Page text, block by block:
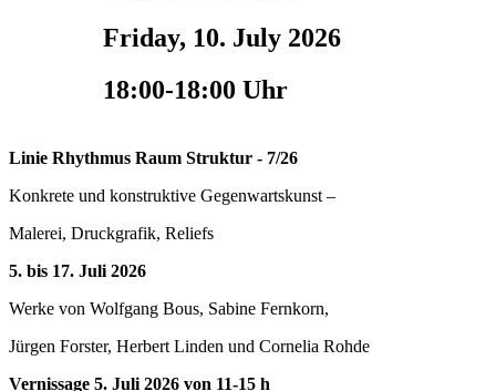
Friday, 10. July 2026
18:00-18:00 Uhr
Linie Rhythmus Raum Struktur - 7/26
Konkrete und konstruktive Gegenwartskunst –
Malerei, Druckgrafik, Reliefs
5. bis 17. Juli 2026
Werke von Wolfgang Bous, Sabine Fernkorn,
Jürgen Forster, Herbert Linden und Cornelia Rohde
Vernissage 5. Juli 2026 von 11-15 h